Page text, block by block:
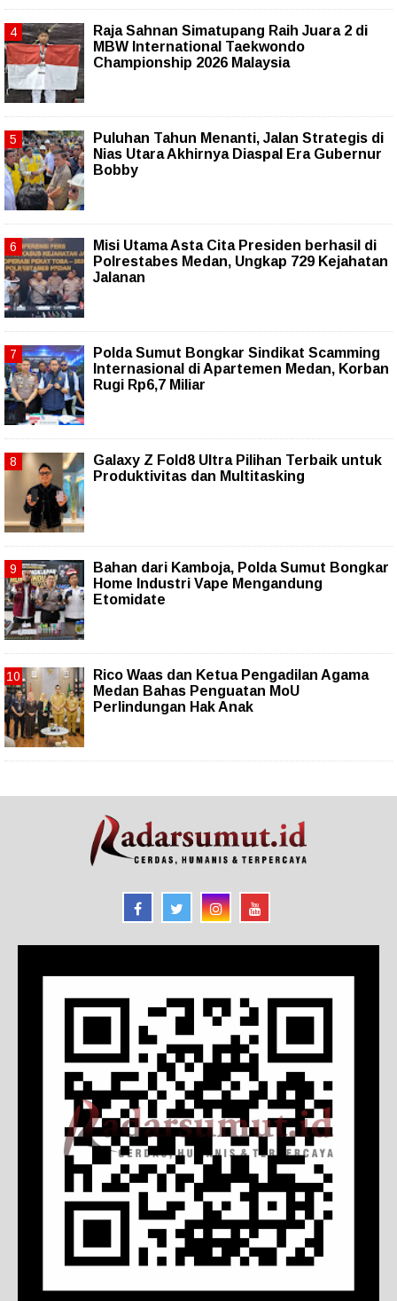
Raja Sahnan Simatupang Raih Juara 2 di
MBW International Taekwondo
Championship 2026 Malaysia
Puluhan Tahun Menanti, Jalan Strategis di
Nias Utara Akhirnya Diaspal Era Gubernur
Bobby
Misi Utama Asta Cita Presiden berhasil di
Polrestabes Medan, Ungkap 729 Kejahatan
Jalanan
Polda Sumut Bongkar Sindikat Scamming
Internasional di Apartemen Medan, Korban
Rugi Rp6,7 Miliar
Galaxy Z Fold8 Ultra Pilihan Terbaik untuk
Produktivitas dan Multitasking
Bahan dari Kamboja, Polda Sumut Bongkar
Home Industri Vape Mengandung
Etomidate
Rico Waas dan Ketua Pengadilan Agama
Medan Bahas Penguatan MoU
Perlindungan Hak Anak